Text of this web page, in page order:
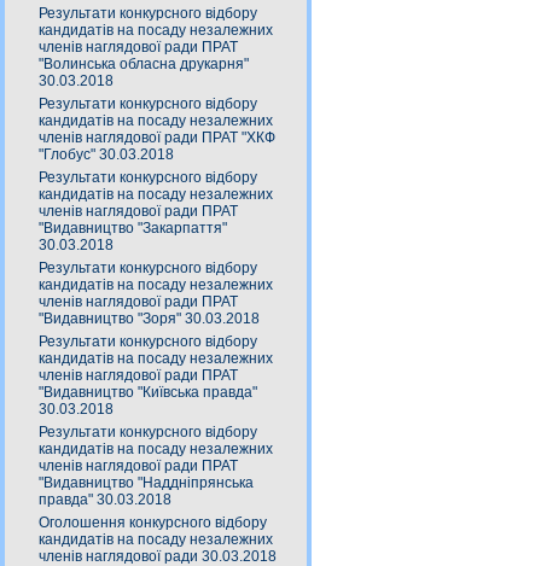
Результати конкурсного відбору
кандидатів на посаду незалежних
членів наглядової ради ПРАТ
"Волинська обласна друкарня"
30.03.2018
Результати конкурсного відбору
кандидатів на посаду незалежних
членів наглядової ради ПРАТ "ХКФ
"Глобус" 30.03.2018
Результати конкурсного відбору
кандидатів на посаду незалежних
членів наглядової ради ПРАТ
"Видавництво "Закарпаття"
30.03.2018
Результати конкурсного відбору
кандидатів на посаду незалежних
членів наглядової ради ПРАТ
"Видавництво "Зоря" 30.03.2018
Результати конкурсного відбору
кандидатів на посаду незалежних
членів наглядової ради ПРАТ
"Видавництво "Київська правда"
30.03.2018
Результати конкурсного відбору
кандидатів на посаду незалежних
членів наглядової ради ПРАТ
"Видавництво "Наддніпрянська
правда" 30.03.2018
Оголошення конкурсного відбору
кандидатів на посаду незалежних
членів наглядової ради 30.03.2018